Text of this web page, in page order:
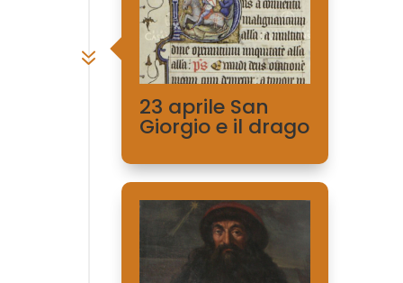
7
23 aprile San
Giorgio e il drago